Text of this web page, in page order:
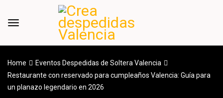
Home
Eventos Despedidas de Soltera Valencia
Restaurante con reservado para cumpleaños Valencia: Guía para
un planazo legendario en 2026